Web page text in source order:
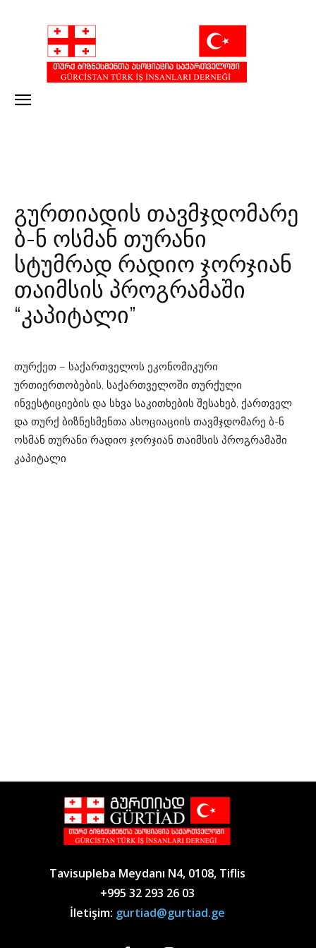
გურთიადის თავმჯდომარე
ბ-ნ ოსმან თურანი
სტუმრად რადიო ჯორჯიან
თაიმსის პროგრამაში
“კაპიტალი”
თურქეთ – საქართველოს ეკონომიკური
ურთიერთობების, საქართველოში თურქული
ინვესტიციების და სხვა საკითხების შესახებ, ქართველ
და თურქ ბიზნესმენთა ასოციაციის თავმჯდომარე ბ-ნ
ოსმან თურანი რადიო ჯორჯიან თაიმსის პროგრამაში
კაპიტალი
Tavisupleba Meydanı N4, 0108, Tiflis
+995 32 293 26 03
İletişim: gurtiad@gurtiad.ge